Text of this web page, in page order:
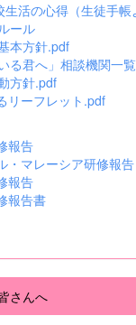
活の心得（生徒手帳
ール
本方針.pdf
る君へ」相談機関一
方針.pdf
リーフレット.pdf
報告
・マレーシア研修報告
報告
報告書
さんへ